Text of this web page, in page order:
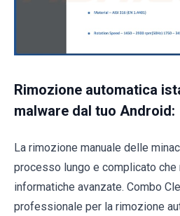
Rimozione automatica
malware dal tuo Android:
La rimozione manuale delle
processo lungo e complicato
informatiche avanzate. Combo
professionale per la rimozione